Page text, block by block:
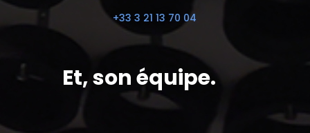
+33 3 21 13 70 04
Et, son équipe.